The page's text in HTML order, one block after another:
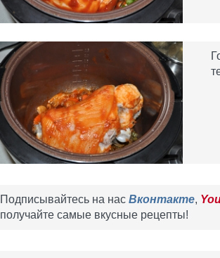
Подписывайтесь на нас Вконтакте,
получайте самые вкусные рецепты!